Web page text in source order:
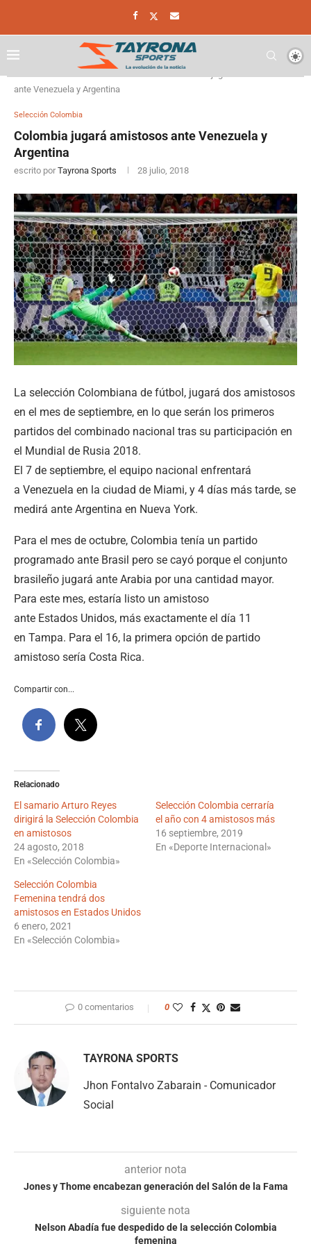
ante Venezuela y Argentina
Selección Colombia
Colombia jugará amistosos ante Venezuela y
Argentina
escrito por Tayrona Sports 28 julio, 2018
La selección Colombiana de fútbol, jugará dos amistosos
en el mes de septiembre, en lo que serán los primeros
partidos del combinado nacional tras su participación en
el Mundial de Rusia 2018.
El 7 de septiembre, el equipo nacional enfrentará
a Venezuela en la ciudad de Miami, y 4 días más tarde, se
medirá ante Argentina en Nueva York.
Para el mes de octubre, Colombia tenía un partido
programado ante Brasil pero se cayó porque el conjunto
brasileño jugará ante Arabia por una cantidad mayor.
Para este mes, estaría listo un amistoso
ante Estados Unidos, más exactamente el día 11
en Tampa. Para el 16, la primera opción de partido
amistoso sería Costa Rica.
Compartir con...
Relacionado
El samario Arturo Reyes
dirigirá la Selección Colombia
en amistosos
24 agosto, 2018
En «Selección Colombia»
Selección Colombia cerraría
el año con 4 amistosos más
16 septiembre, 2019
En «Deporte Internacional»
Selección Colombia
Femenina tendrá dos
amistosos en Estados Unidos
6 enero, 2021
En «Selección Colombia»
0 comentarios 0
TAYRONA SPORTS
Jhon Fontalvo Zabarain - Comunicador
Social
anterior nota
Jones y Thome encabezan generación del Salón de la Fama
siguiente nota
Nelson Abadía fue despedido de la selección Colombia
femenina